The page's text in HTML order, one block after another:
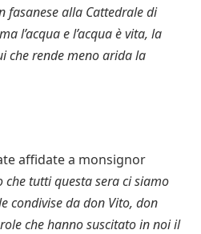
fasanese alla Cattedrale di
l’acqua e l’acqua è vita, la
che rende meno arida la
affidate a monsignor
che tutti questa sera ci siamo
condivise da don Vito, don
che hanno suscitato in noi il